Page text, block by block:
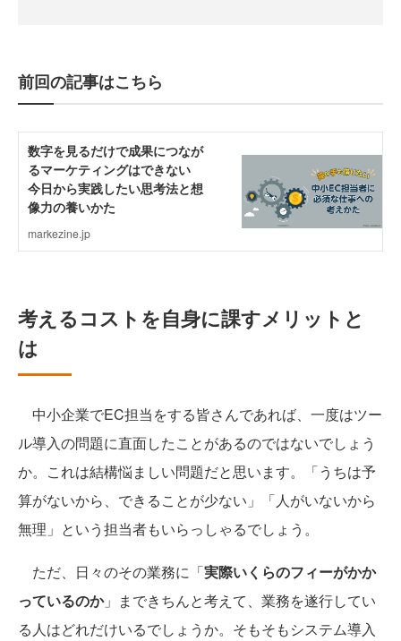
前回の記事はこちら
考えるコストを自身に課すメリットと
は
中小企業でEC担当をする皆さんであれば、一度はツー
ル導入の問題に直面したことがあるのではないでしょう
か。これは結構悩ましい問題だと思います。「うちは予
算がないから、できることが少ない」「人がいないから
無理」という担当者もいらっしゃるでしょう。
ただ、日々のその業務に「実際いくらのフィーがかか
っているのか」まできちんと考えて、業務を遂行してい
る人はどれだけいるでしょうか。そもそもシステム導入